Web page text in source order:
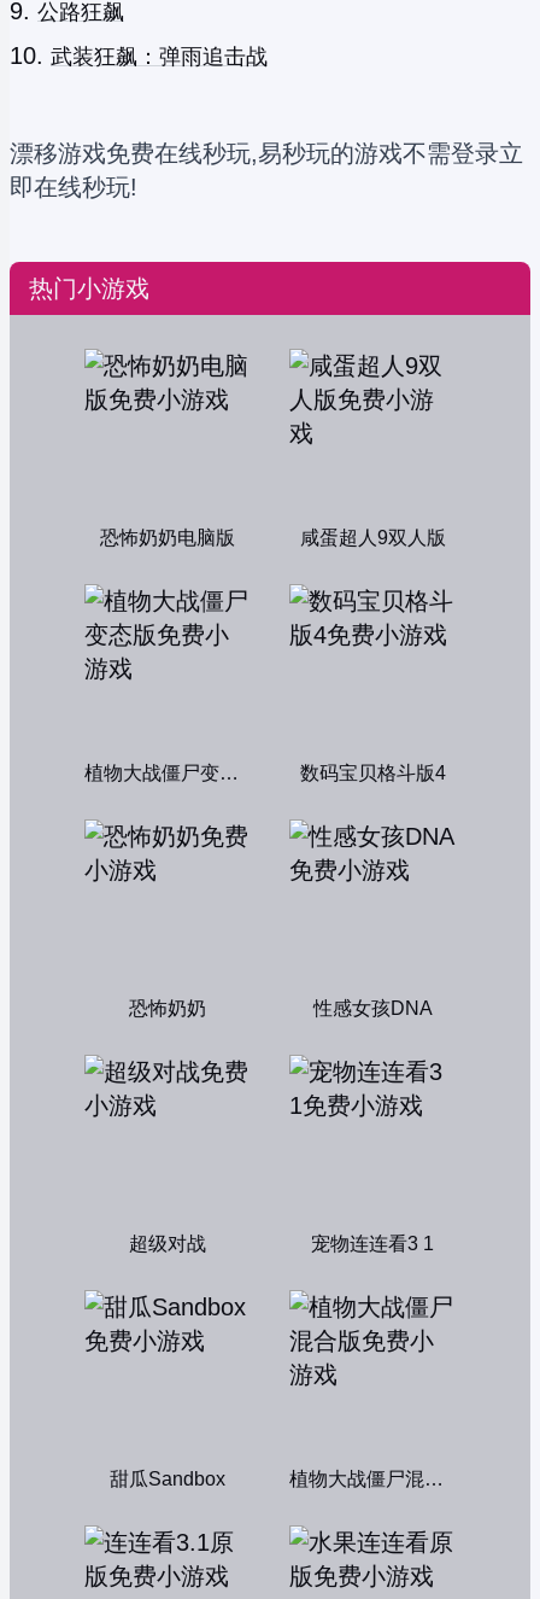
公路狂飙
武装狂飙：弹雨追击战
漂移游戏免费在线秒玩,易秒玩的游戏不需登录立
即在线秒玩!
热门小游戏
恐怖奶奶电脑版 咸蛋超人9双人版
植物大战僵尸变态版 数码宝贝格斗版4
恐怖奶奶 性感女孩DNA
超级对战 宠物连连看3 1
甜瓜Sandbox 植物大战僵尸混合版